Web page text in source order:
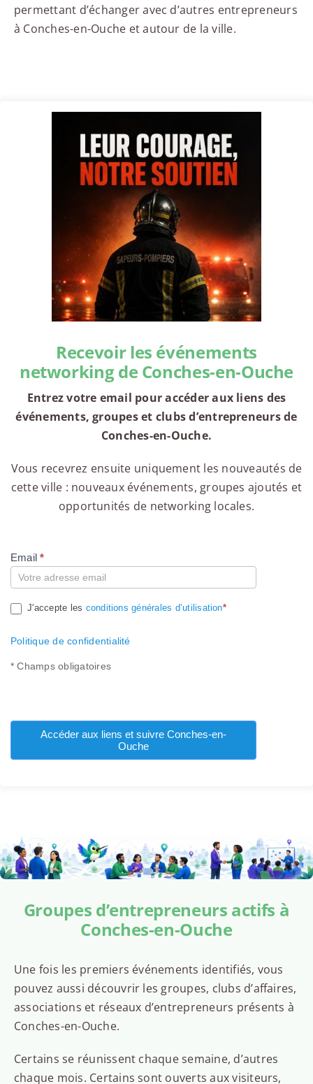
permettant d’échanger avec d’autres entrepreneurs
à Conches-en-Ouche et autour de la ville.
Recevoir les événements
networking de Conches-en-Ouche
Entrez votre email pour accéder aux liens des
événements, groupes et clubs d’entrepreneurs de
Conches-en-Ouche.
Vous recevrez ensuite uniquement les nouveautés de
cette ville : nouveaux événements, groupes ajoutés et
opportunités de networking locales.
Compte
Email*
J'accepte les conditions générales d’utilisation*
Politique de confidentialité
* Champs obligatoires
Accéder aux liens et suivre Conches-en-
Ouche
Groupes d’entrepreneurs actifs à
Conches-en-Ouche
Une fois les premiers événements identifiés, vous
pouvez aussi découvrir les groupes, clubs d’affaires,
associations et réseaux d’entrepreneurs présents à
Conches-en-Ouche.
Certains se réunissent chaque semaine, d’autres
chaque mois. Certains sont ouverts aux visiteurs,